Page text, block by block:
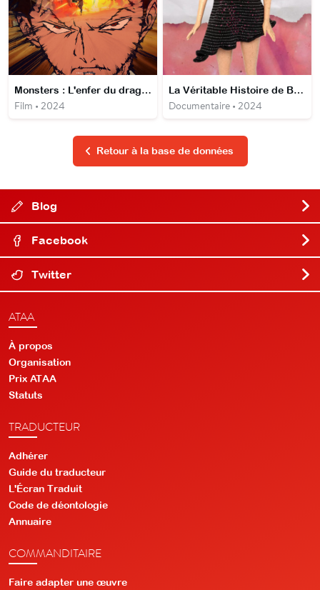
Monsters : L'enfer du dragon volant aux 103 passions
Film • 2024
La Véritable Histoire de Barbie
Documentaire • 2024
Retour à la base de données
Blog
Facebook
Twitter
ATAA
À propos
Organisation
Prix ATAA
Statuts
TRADUCTEUR
Adhérer
Guide du traducteur
L'Écran Traduit
Code de déontologie
Annuaire
COMMANDITAIRE
Faire adapter une œuvre